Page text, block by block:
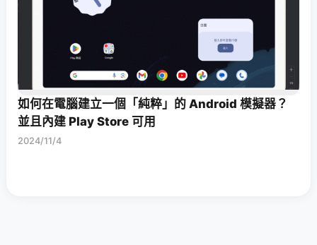
如何在電腦建立一個「純粹」的 Android 模擬器？
並且內建 Play Store 可用
2024/11/4